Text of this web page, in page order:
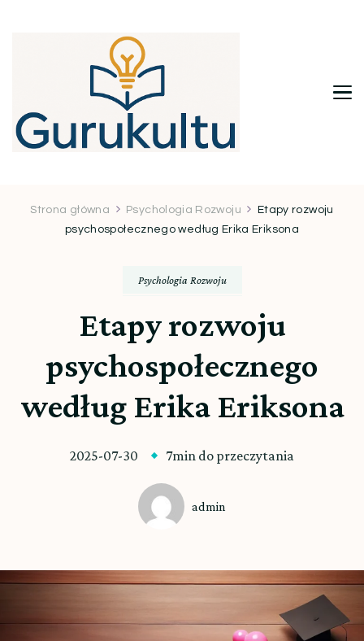
wiedzy i inspiracji
Strona główna Psychologia Rozwoju
Etapy rozwoju
psychospołecznego według Erika Eriksona
Psychologia Rozwoju
Etapy rozwoju
psychospołecznego
według Erika Eriksona
2025-07-30 7min do przeczytania
admin